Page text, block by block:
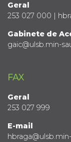
Geral
253 027 000 |
Gabinete de
gaic@ulsb.min-
FAX
Geral
253 027 999
E-mail